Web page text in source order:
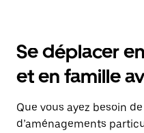
Se déplacer
et en famille
Que vous ayez besoin
d’aménagements